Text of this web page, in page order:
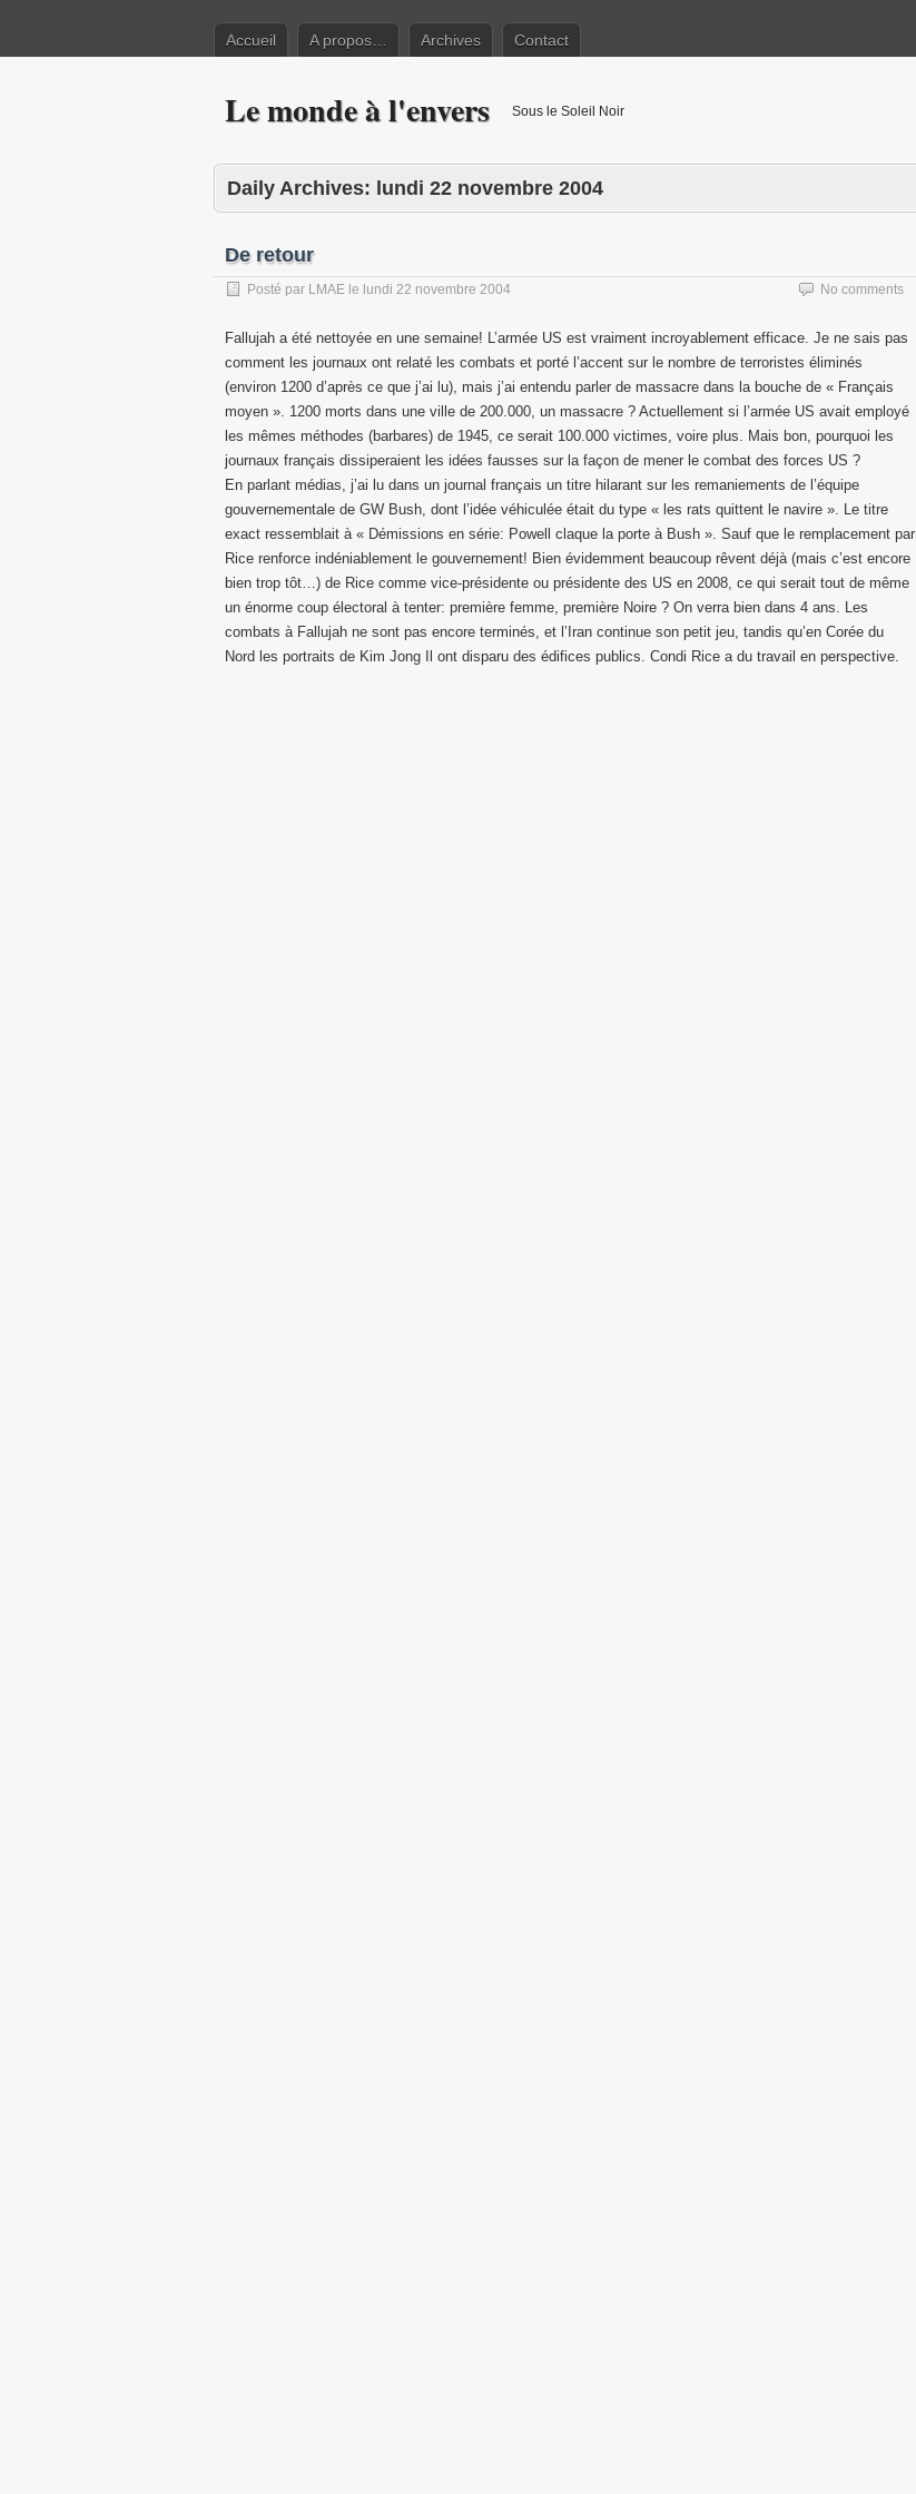
Accueil A propos… Archives Contact
Le monde à l'envers Sous le Soleil Noir
Daily Archives: lundi 22 novembre 2004
De retour
Posté par LMAE le lundi 22 novembre 2004 No comments
Fallujah a été nettoyée en une semaine! L’armée US est vraiment incroyablement efficace. Je ne sais pas
comment les journaux ont relaté les combats et porté l’accent sur le nombre de terroristes éliminés
(environ 1200 d’après ce que j’ai lu), mais j’ai entendu parler de massacre dans la bouche de « Français
moyen ». 1200 morts dans une ville de 200.000, un massacre ? Actuellement si l’armée US avait employé
les mêmes méthodes (barbares) de 1945, ce serait 100.000 victimes, voire plus. Mais bon, pourquoi les
journaux français dissiperaient les idées fausses sur la façon de mener le combat des forces US ?
En parlant médias, j’ai lu dans un journal français un titre hilarant sur les remaniements de l’équipe
gouvernementale de GW Bush, dont l’idée véhiculée était du type « les rats quittent le navire ». Le titre
exact ressemblait à « Démissions en série: Powell claque la porte à Bush ». Sauf que le remplacement par
Rice renforce indéniablement le gouvernement! Bien évidemment beaucoup rêvent déjà (mais c’est encore
bien trop tôt…) de Rice comme vice-présidente ou présidente des US en 2008, ce qui serait tout de même
un énorme coup électoral à tenter: première femme, première Noire ? On verra bien dans 4 ans. Les
combats à Fallujah ne sont pas encore terminés, et l’Iran continue son petit jeu, tandis qu’en Corée du
Nord les portraits de Kim Jong Il ont disparu des édifices publics. Condi Rice a du travail en perspective.